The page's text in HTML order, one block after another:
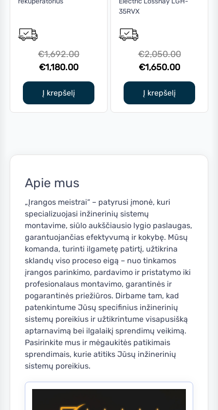
€1,692.00Original
was:
€1,180.00Current
price
€1,180.00.
Į krepšelį
35RVX
€2,050.00Original
was:
€1,650.00Current
price
Į krepšelį
Apie mus
„Įrangos meistrai“ – patyrusi įmonė, kuri
specializuojasi inžinerinių sistemų
montavime, siūlo aukščiausio lygio paslaugas,
garantuojančias efektyvumą ir kokybę. Mūsų
komanda, turinti ilgametę patirtį, užtikrina
sklandų viso proceso eigą – nuo tinkamos
įrangos parinkimo, pardavimo ir pristatymo iki
profesionalaus montavimo, garantinės ir
pogarantinės priežiūros. Dirbame tam, kad
patenkintume Jūsų specifinius inžinerinių
sistemų poreikius ir užtikrintume visapusišką
aptarnavimą bei ilgalaikį sprendimų veikimą.
Pasirinkite mus ir mėgaukitės patikimais
sprendimais, kurie atitiks Jūsų inžinerinių
sistemų poreikius.